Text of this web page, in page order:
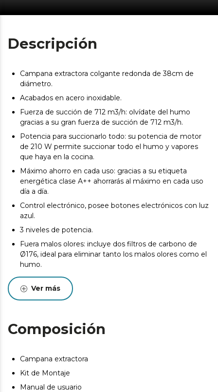
Descripción
Campana extractora colgante redonda de 38cm de
diámetro.
Acabados en acero inoxidable.
Fuerza de succión de 712 m3/h: olvídate del humo
gracias a su gran fuerza de succión de 712 m3/h.
Potencia para succionarlo todo: su potencia de motor
de 210 W permite succionar todo el humo y vapores
que haya en la cocina.
Máximo ahorro en cada uso: gracias a su etiqueta
energética clase A++ ahorrarás al máximo en cada uso
día a día.
Control electrónico, posee botones electrónicos con luz
azul.
3 niveles de potencia.
Fuera malos olores: incluye dos filtros de carbono de
Ø176, ideal para eliminar tanto los malos olores como el
humo.
Filtro de grasa de aluminio de 5 capas, permite una
eficiente eliminación de la grasa y el humo.
Iluminación LED, gran panel led.
Ver más
Composición
Campana extractora
Kit de Montaje
Manual de usuario